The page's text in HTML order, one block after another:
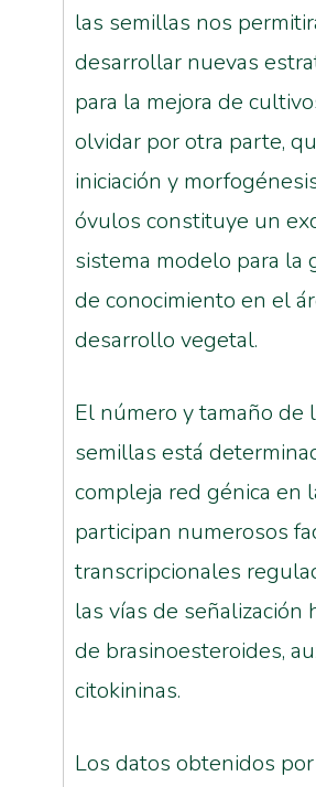
las semillas nos
desarrollar nuevas
para la mejora de
olvidar por otra parte,
iniciación y
óvulos constituye un
sistema modelo para la
de conocimiento en el
desarrollo vegetal.
El número y tamaño de
semillas está
compleja red génica en
participan numerosos
transcripcionales
las vías de señalización
de brasinoesteroides,
citokininas.
Los datos obtenidos